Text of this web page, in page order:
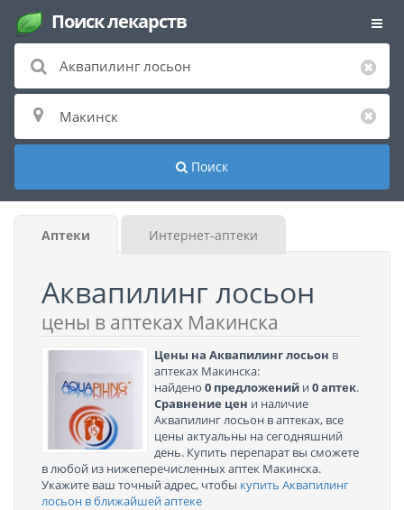
Поиск лекарств
Поиск
Аптеки Интернет-аптеки
Аквапилинг лосьон
цены в аптеках Макинска
Цены на Аквапилинг лосьон в
аптеках Макинска:
найдено 0 предложений и0 аптек.
Сравнение цен и наличие
Аквапилинг лосьон в аптеках, все
цены актуальны на сегодняшний
день. Купить перепарат вы сможете
в любой из нижеперечисленных аптек Макинска.
Укажите ваш точный адрес, чтобы купить Аквапилинг
лосьон в ближайшей аптеке